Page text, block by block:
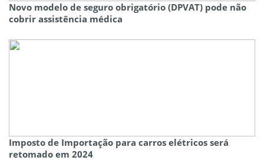
Novo modelo de seguro obrigatório (DPVAT) pode não
cobrir assistência médica
Imposto de Importação para carros elétricos será
retomado em 2024